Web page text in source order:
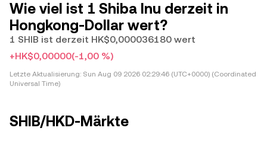
Wie viel ist 1 Shiba Inu derzeit in
Hongkong-Dollar wert?
1 SHIB ist derzeit HK$0,000036180 wert
+HK$0,00000(-1,00 %)
Letzte Aktualisierung: Sun Aug 09 2026 02:29:46 (UTC+0000) (Coordinated
Universal Time)
SHIB/HKD-Märkte